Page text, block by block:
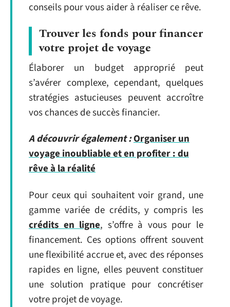
conseils pour vous aider à réaliser ce rêve.
Trouver les fonds pour financer
votre projet de voyage
Élaborer un budget approprié peut
s’avérer complexe, cependant, quelques
stratégies astucieuses peuvent accroître
vos chances de succès financier.
A découvrir également :Organiser un
voyage inoubliable et en profiter : du
rêve à la réalité
Pour ceux qui souhaitent voir grand, une
gamme variée de crédits, y compris les
crédits en ligne, s’offre à vous pour le
financement. Ces options offrent souvent
une flexibilité accrue et, avec des réponses
rapides en ligne, elles peuvent constituer
une solution pratique pour concrétiser
votre projet de voyage.